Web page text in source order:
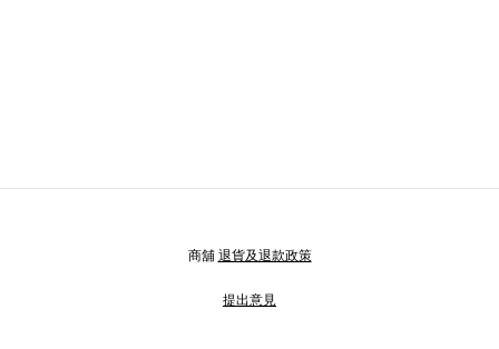
商舖 退貨及退款政策
提出意見